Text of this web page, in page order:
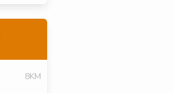
8KM